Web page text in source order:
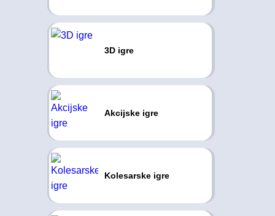
3D igre
Akcijske igre
Kolesarske igre